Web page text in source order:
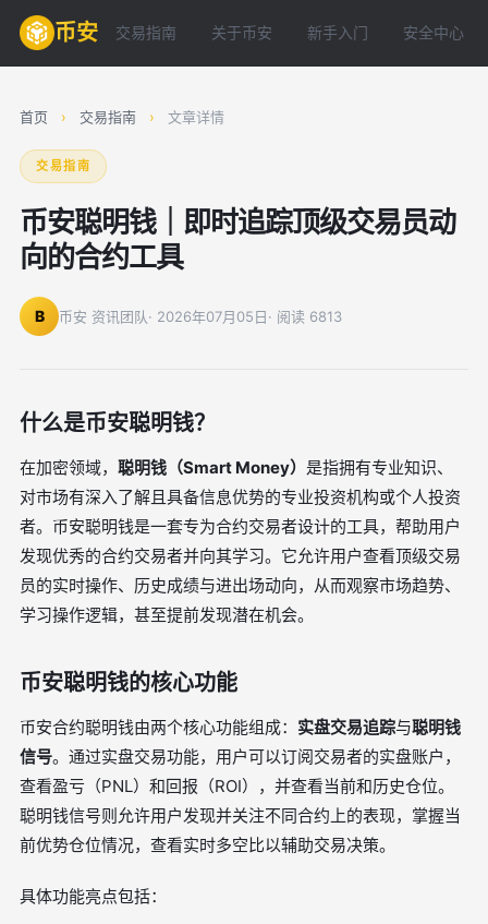
币安 交易指南 关于币安 新手入门 安全中心
首页 › 交易指南 › 文章详情
交易指南
币安聪明钱｜即时追踪顶级交易员动
向的合约工具
B 币安 资讯团队· 2026年07月05日· 阅读 6813
什么是币安聪明钱？
在加密领域， 聪明钱（Smart Money） 是指拥有专业知识、
对市场有深入了解且具备信息优势的专业投资机构或个人投资
者。币安聪明钱是一套专为合约交易者设计的工具，帮助用户
发现优秀的合约交易者并向其学习。它允许用户查看顶级交易
员的实时操作、历史成绩与进出场动向，从而观察市场趋势、
学习操作逻辑，甚至提前发现潜在机会。
币安聪明钱的核心功能
币安合约聪明钱由两个核心功能组成： 实盘交易追踪与聪明钱
信号。通过实盘交易功能，用户可以订阅交易者的实盘账户，
查看盈亏（PNL）和回报（ROI），并查看当前和历史仓位。
聪明钱信号则允许用户发现并关注不同合约上的表现，掌握当
前优势仓位情况，查看实时多空比以辅助交易决策。
具体功能亮点包括：